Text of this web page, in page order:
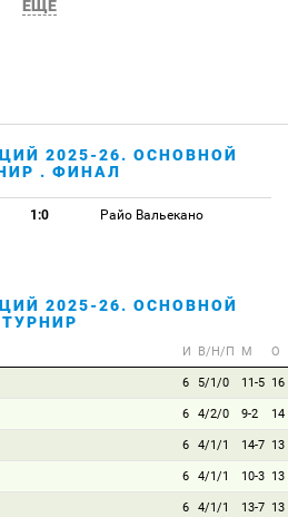
ЕЩЕ
2025-26. ОСНОВНОЙ
. ФИНАЛ
1:0 Райо Вальекано
2025-26. ОСНОВНОЙ
ТУРНИР
И В/Н/П М О
6 5/1/0 11-5 16
6 4/2/0 9-2 14
6 4/1/1 14-7 13
6 4/1/1 10-3 13
6 4/1/1 13-7 13